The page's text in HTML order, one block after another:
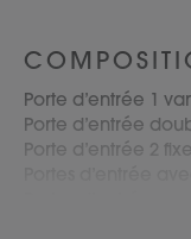
Porte d’entrée 1
Porte d’entrée
Porte d’entrée 2
Portes d’entrée 2